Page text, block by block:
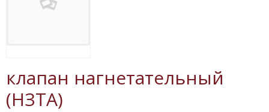
клапан нагнетательный
(НЗТА)